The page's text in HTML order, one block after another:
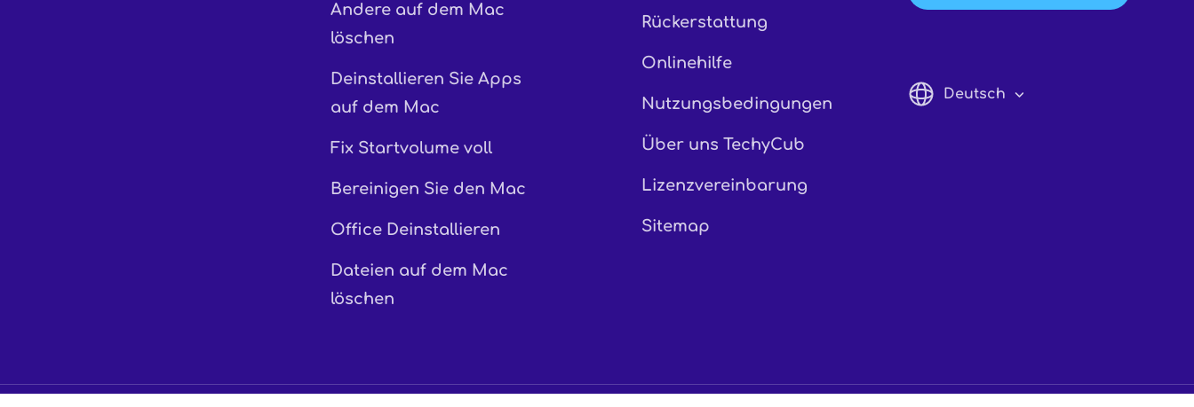
Andere auf dem Mac
löschen
Deinstallieren Sie Apps
auf dem Mac
Fix Startvolume voll
Bereinigen Sie den Mac
Office Deinstallieren
Dateien auf dem Mac
löschen
Rückerstattung
Onlinehilfe
Nutzungsbedingungen
Über uns TechyCub
Lizenzvereinbarung
Sitemap
Deutsch